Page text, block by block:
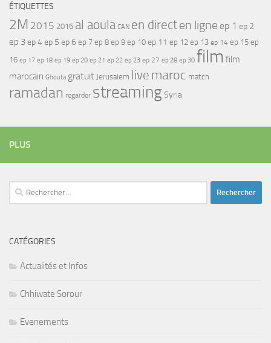
ÉTIQUETTES
2M 2015 2016 al aoula CAN en directen ligne ep 1 ep 2
ep 3ep 4ep 5 ep 6 ep 7 ep 8 ep 9 ep 10 ep 11 ep 12 ep 13 ep 14 ep 15 ep
16 ep 17 ep 18 ep 19 ep 20 ep 21 ep 22 ep 23 ep 27 ep 28 ep 30 film film
marocain Ghouta gratuit Jerusalem live maroc match
ramadan regarder streamingSyria
PLUS
Rechercher :
CATÉGORIES
Actualités et Infos
Chhiwate Sorour
Evenements